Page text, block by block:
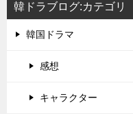
韓ドラブログ:カテゴリ
韓国ドラマ
感想
キャラクター